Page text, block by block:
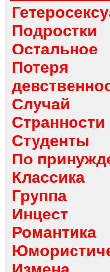
Подростки
Остальное
Потеря
Случай
Странности
Студенты
По
Классика
Группа
Инцест
Романтика